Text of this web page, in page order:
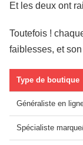
Et les deux ont
Toutefois !
faiblesses, et
Type de boutique
Généraliste en
Spécialiste